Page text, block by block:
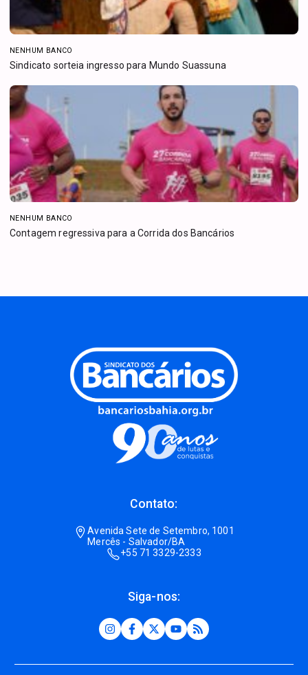
NENHUM BANCO
Sindicato sorteia ingresso para Mundo Suassuna
NENHUM BANCO
Contagem regressiva para a Corrida dos Bancários
Contato:
Avenida Sete de Setembro, 1001
Mercês - Salvador/BA
+55 71 3329-2333
Siga-nos: